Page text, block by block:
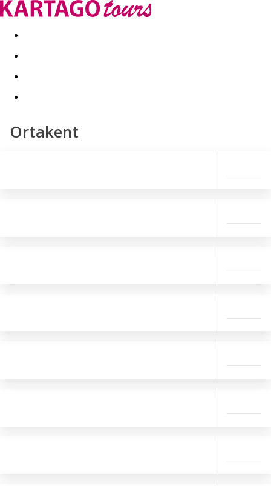
Last minute Dovolenkové kluby
Ortakent